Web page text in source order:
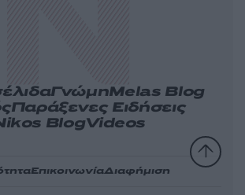
ΓνώμηMelas Blog
Παράξενες Ειδήσεις
BlogVideos
ΕπικοινωνίαΔιαφήμιση